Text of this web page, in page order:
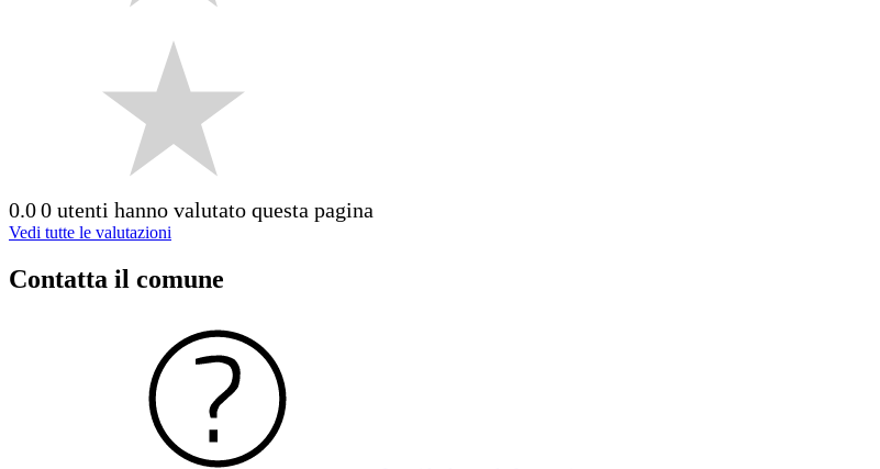
0.00 utenti hanno valutato questa pagina
Vedi tutte le valutazioni
Contatta il comune